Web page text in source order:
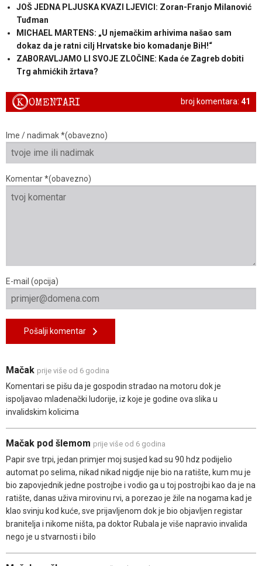
JOŠ JEDNA PLJUSKA KVAZI LJEVICI: Zoran-Franjo Milanović
Tuđman
MICHAEL MARTENS: „U njemačkim arhivima našao sam
dokaz da je ratni cilj Hrvatske bio komadanje BiH!“
ZABORAVLJAMO LI SVOJE ZLOČINE: Kada će Zagreb dobiti
Trg ahmićkih žrtava?
broj komentara: 41
KOMENTARI
Ime / nadimak *(obavezno)
Komentar *(obavezno)
E-mail (opcija)
Pošalji komentar
Mačak prije više od 6 godina
Komentari se pišu da je gospodin stradao na motoru dok je
ispoljavao mladenački ludorije, iz koje je godine ova slika u
invalidskim kolicima
Mačak pod šlemom prije više od 6 godina
Papir sve trpi, jedan primjer moj susjed kad su 90 hdz podijelio
automat po selima, nikad nikad nigdje nije bio na ratište, kum mu je
bio zapovjednik jedne postrojbe i vodio ga u toj postrojbi kao da je na
ratište, danas uživa mirovinu rvi, a porezao je žile na nogama kad je
klao svinju kod kuće, sve prijavljenom dok je bio objavljen registar
branitelja i nikome ništa, pa doktor Rubala je više napravio invalida
nego je u stvarnosti i bilo